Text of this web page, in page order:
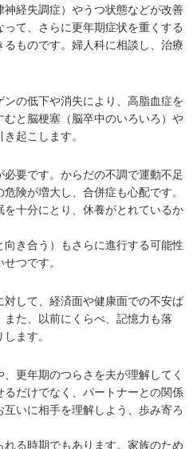
神経失調症）やうつ状態などが改善
て、さらに更年期症状を重くする
ものです。婦人科に相談し、治療
の低下や消失により、 高脂血症を
むと脳梗塞（脳卒中のいろいろ ）や
起こします。
要です。からだの不調で運動不足
険が増大し、合併症も心配です。
十分にとり、休養がとれているか
向き合う ）もさらに進行する可能性
つです。
対して、経済面や健康面での不安ば
た、以前にくらべ、記憶力も落
ます。
更年期のつらさを夫が理解してく
だけでなく、パートナーとの関係
いに相手を理解しよう、歩み寄ろ
る時期でもあります。家族のため